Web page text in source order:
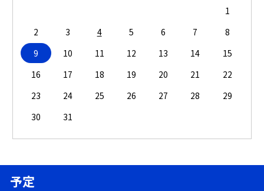
1
2
3 4 5 6 7
8
9
10 11 12 13 14
15
16
17 18 19 20 21
22
23
24 25 26 27 28
29
30
31
予定